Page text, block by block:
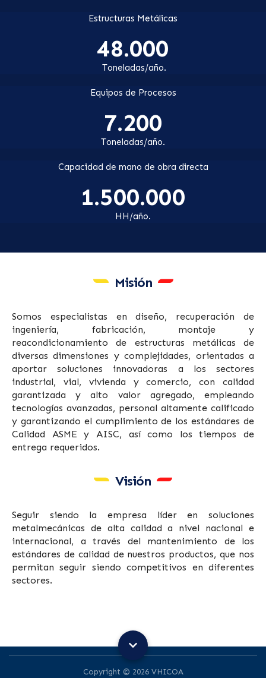
Estructuras Metálicas
48.000
Toneladas/año.
Equipos de Procesos
7.200
Toneladas/año.
Capacidad de mano de obra directa
1.500.000
HH/año.
Misión
Somos especialistas en diseño, recuperación de
ingeniería, fabricación, montaje y
reacondicionamiento de estructuras metálicas de
diversas dimensiones y complejidades, orientadas a
aportar soluciones innovadoras a los sectores
industrial, vial, vivienda y comercio, con calidad
garantizada y alto valor agregado, empleando
tecnologías avanzadas, personal altamente calificado
y garantizando el cumplimiento de los estándares de
Calidad ASME y AISC, así como los tiempos de
entrega requeridos.
Visión
Seguir siendo la empresa líder en soluciones
metalmecánicas de alta calidad a nivel nacional e
internacional, a través del mantenimiento de los
estándares de calidad de nuestros productos, que nos
permitan seguir siendo competitivos en diferentes
sectores.
Copyright © 2026 VHICOA